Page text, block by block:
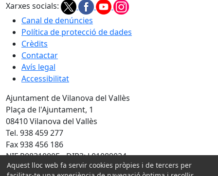
Xarxes socials:
Canal de denúncies
Política de protecció de dades
Crèdits
Contactar
Avís legal
Accessibilitat
Ajuntament de Vilanova del Vallès
Plaça de l'Ajuntament, 1
08410 Vilanova del Vallès
Tel. 938 459 277
Fax 938 456 186
NIF P0831000E - DIR3: L01089024
Aquest lloc web fa servir cookies pròpies i de tercers per